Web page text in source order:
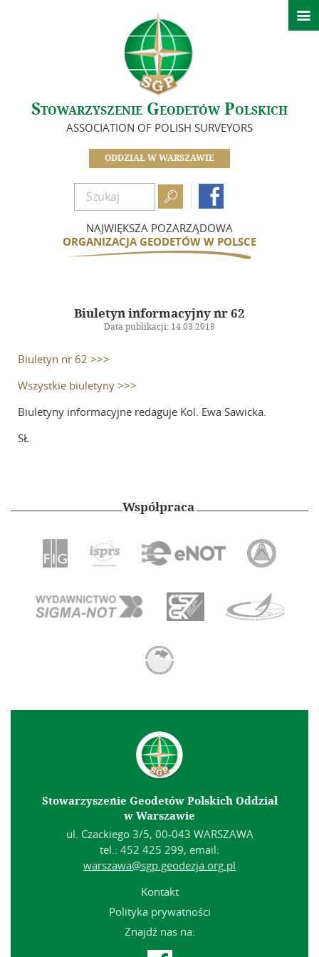
Stowarzyszenie Geodetów Polskich
ASSOCIATION OF POLISH SURVEYORS
ODDZIAŁ W WARSZAWIE
 
NAJWIĘKSZA POZARZĄDOWA
ORGANIZACJA GEODETÓW W POLSCE

Aktualności
Kalendarz wydarzeń
O nas
Zarząd
Koła Oddziału Warszawskiego
Sekcje
Dokumenty
Szkolenia
Galeria
Biuletyn informacyjny nr 62
Data publikacji: 14.03.2018
Biuletyn nr 62 >>>
Wszystkie biuletyny >>>
Biuletyny informacyjne redaguje Kol. Ewa Sawicka.
SŁ
Współpraca
Stowarzyszenie Geodetów Polskich Oddział
w Warszawie
ul. Czackiego 3/5, 00-043 WARSZAWA
tel.: 452 425 299, email:
warszawa@sgp.geodezja.org.pl
Kontakt
Polityka prywatności
Znajdź nas na: